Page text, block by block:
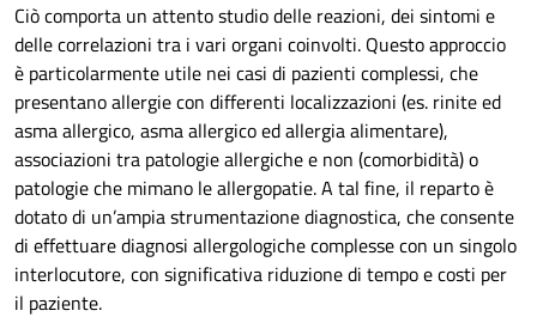
Ciò comporta un attento studio delle reazioni, dei sintomi e
delle correlazioni tra i vari organi coinvolti. Questo approccio
è particolarmente utile nei casi di pazienti complessi, che
presentano allergie con differenti localizzazioni (es. rinite ed
asma allergico, asma allergico ed allergia alimentare),
associazioni tra patologie allergiche e non (comorbidità) o
patologie che mimano le allergopatie. A tal fine, il reparto è
dotato di un’ampia strumentazione diagnostica, che consente
di effettuare diagnosi allergologiche complesse con un singolo
interlocutore, con significativa riduzione di tempo e costi per
il paziente.